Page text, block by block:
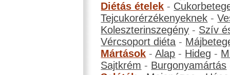
Diétás ételek -
Tejcukorérzékenyeknek -
Koleszterinszegény - Szív
Vércsoport diéta -
Mártások -Alap - Hideg -
Sajtkrém - Burgonyamártás